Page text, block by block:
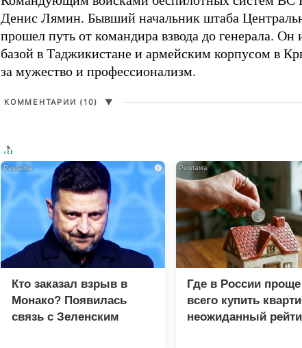
Денис Лямин. Бывший начальник штаба
прошел путь от командира взвода до генерала.
базой в Таджикистане и армейским корпусом в
за мужество и профессионализм.
КОММЕНТАРИИ (10) ▼
i
Кто заказал взрыв в
Монако? Появилась
связь с Зеленским
Где в России проще
всего купить
неожиданный